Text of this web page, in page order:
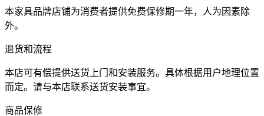
本家具品牌店铺为消费者提供免费保修期一年，人为因素除
外。
退货和流程
本店可有偿提供送货上门和安装服务。具体根据用户地理位置
而定。请与本店联系送货安装事宜。
商品保修